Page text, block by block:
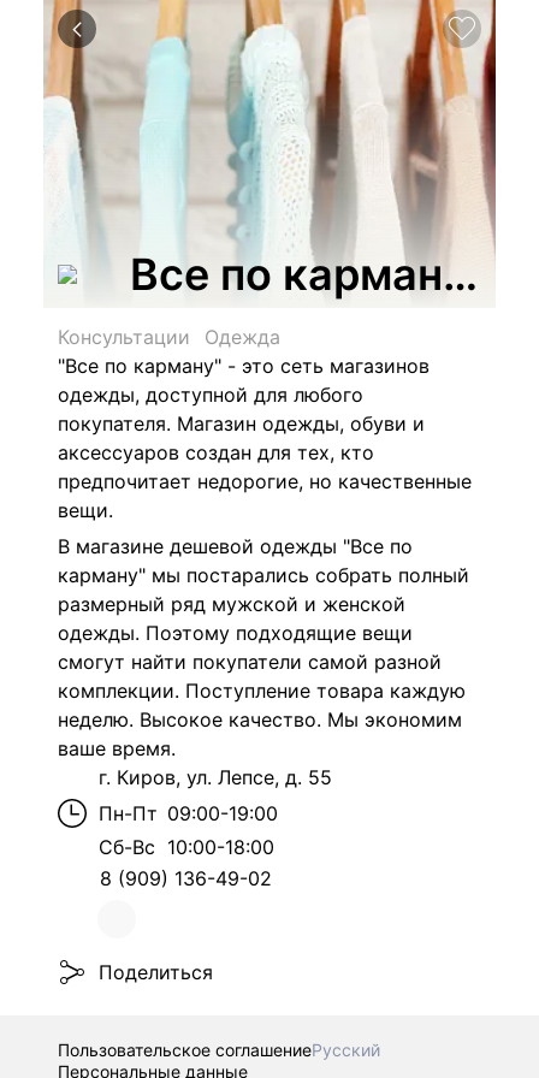
Все по карману,
Консультации
Одежда
"Все по карману" - это сеть магазинов
одежды, доступной для любого
покупателя. Магазин одежды, обуви и
аксессуаров создан для тех, кто
предпочитает недорогие, но качественные
вещи.
В магазине дешевой одежды "Все по
карману" мы постарались собрать полный
размерный ряд мужской и женской
одежды. Поэтому подходящие вещи
смогут найти покупатели самой разной
комплекции. Поступление товара каждую
неделю. Высокое качество. Мы экономим
ваше время.
г. Киров, ул. Лепсе, д. 55
Пн-Пт 09:00-19:00
Сб-Вс 10:00-18:00
8 (909) 136-49-02
Поделиться
Пользовательское соглашениеРусский
Персональные данные